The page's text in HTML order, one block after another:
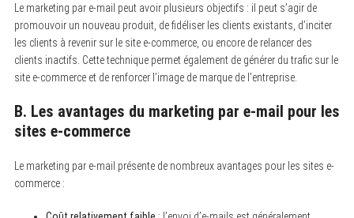
Le marketing par e-mail peut avoir plusieurs objectifs : il peut s’agir de
promouvoir un nouveau produit, de fidéliser les clients existants, d’inciter
les clients à revenir sur le site e-commerce, ou encore de relancer des
clients inactifs. Cette technique permet également de générer du trafic sur le
site e-commerce et de renforcer l’image de marque de l’entreprise.
B. Les avantages du marketing par e-mail pour les
sites e-commerce
Le marketing par e-mail présente de nombreux avantages pour les sites e-
commerce :